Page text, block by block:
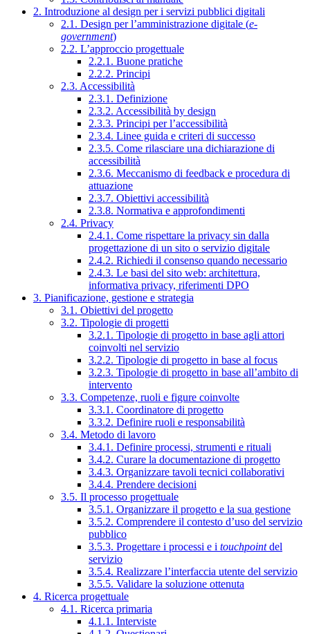
2. Introduzione al design per i servizi pubblici digitali
2.1. Design per l’amministrazione digitale (e-
government)
2.2. L’approccio progettuale
2.2.1. Buone pratiche
2.2.2. Principi
2.3. Accessibilità
2.3.1. Definizione
2.3.2. Accessibilità by design
2.3.3. Principi per l’accessibilità
2.3.4. Linee guida e criteri di successo
2.3.5. Come rilasciare una dichiarazione di
accessibilità
2.3.6. Meccanismo di feedback e procedura di
attuazione
2.3.7. Obiettivi accessibilità
2.3.8. Normativa e approfondimenti
2.4. Privacy
2.4.1. Come rispettare la privacy sin dalla
progettazione di un sito o servizio digitale
2.4.2. Richiedi il consenso quando necessario
2.4.3. Le basi del sito web: architettura,
informativa privacy, riferimenti DPO
3. Pianificazione, gestione e strategia
3.1. Obiettivi del progetto
3.2. Tipologie di progetti
3.2.1. Tipologie di progetto in base agli attori
coinvolti nel servizio
3.2.2. Tipologie di progetto in base al focus
3.2.3. Tipologie di progetto in base all’ambito di
intervento
3.3. Competenze, ruoli e figure coinvolte
3.3.1. Coordinatore di progetto
3.3.2. Definire ruoli e responsabilità
3.4. Metodo di lavoro
3.4.1. Definire processi, strumenti e rituali
3.4.2. Curare la documentazione di progetto
3.4.3. Organizzare tavoli tecnici collaborativi
3.4.4. Prendere decisioni
3.5. Il processo progettuale
3.5.1. Organizzare il progetto e la sua gestione
3.5.2. Comprendere il contesto d’uso del servizio
pubblico
3.5.3. Progettare i processi e i touchpointdel
servizio
3.5.4. Realizzare l’interfaccia utente del servizio
3.5.5. Validare la soluzione ottenuta
4. Ricerca progettuale
4.1. Ricerca primaria
4.1.1. Interviste